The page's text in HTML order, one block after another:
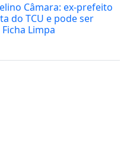
Câmara: ex-prefeito
do TCU e pode ser
Limpa